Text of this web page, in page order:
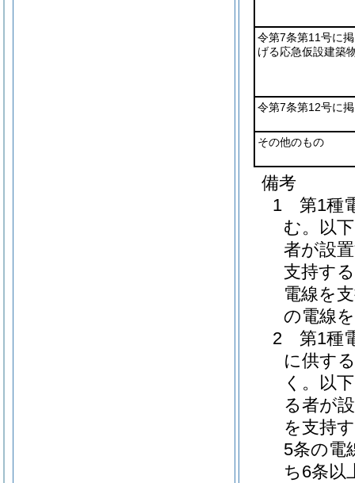
令第7条第11号に掲
げる応急仮設建築
令第7条第12号に
その他のもの
備考
1 第1種
む。以
者が設
支持す
電線を
の電線
2 第1種
に供す
く。以
る者が
を支持
5条の電
ち6条以